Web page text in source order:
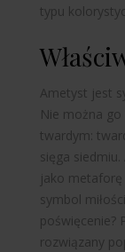
typu
Ametyst jest
Nie można
twardym:
sięga
jako metaforę
symbol
poświęcenie?
rozwiązany